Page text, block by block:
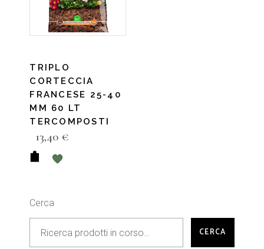
TRIPLO
CORTECCIA
FRANCESE 25-40
MM 60 LT
TERCOMPOSTI
13,40 €
Cerca
CERCA